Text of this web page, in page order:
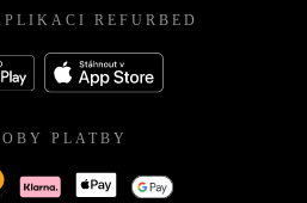
REFURBED
PLATBY